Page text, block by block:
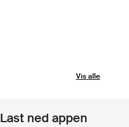
Vis alle
Last ned appen